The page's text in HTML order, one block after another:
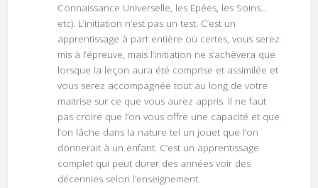
Connaissance Universelle, les Epées, les Soins…
etc). L’initiation n’est pas un test. C’est un
apprentissage à part entière où certes, vous serez
mis à l’épreuve, mais l’initiation ne s’achèvera que
lorsque la leçon aura été comprise et assimilée et
vous serez accompagnée tout au long de votre
maitrise sur ce que vous aurez appris. Il ne faut
pas croire que l’on vous offre une capacité et que
l’on lâche dans la nature tel un jouet que l’on
donnerait à un enfant. C’est un apprentissage
complet qui peut durer des années voir des
décennies selon l’enseignement.